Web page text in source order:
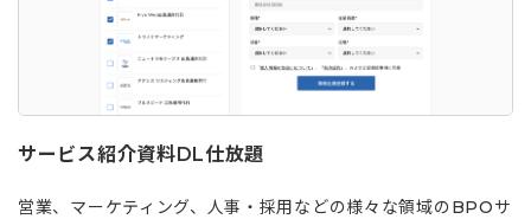
サービス紹介資料DL仕放題
営業、マーケティング、人事・採用などの様々な領域のBPOサ